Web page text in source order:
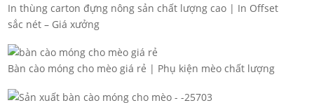
In thùng carton đựng nông sản chất lượng cao | In Offset
sắc nét – Giá xưởng
Bàn cào móng cho mèo giá rẻ | Phụ kiện mèo chất lượng